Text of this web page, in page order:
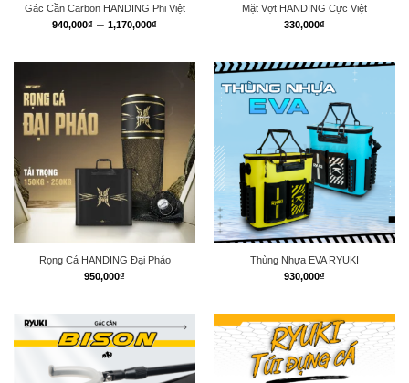
Gác Cần Carbon HANDING Phi Việt
940,000₫ – 1,170,000₫
940,000₫
Mặt Vợt HANDING Cực Việt
330,000₫
Rọng Cá HANDING Đại Pháo
950,000₫
Thùng Nhựa EVA RYUKI
930,000₫